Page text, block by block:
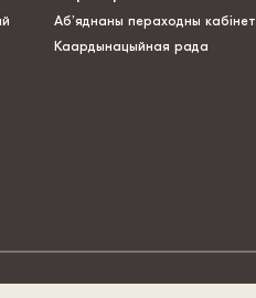
Аб’яднаны пераходны кабінет
Каардынацыйная рада